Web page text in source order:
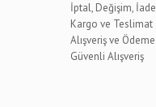
İptal, Değişim, İade
Kargo ve Teslimat
Alışveriş ve Ödeme
Güvenli Alışveriş